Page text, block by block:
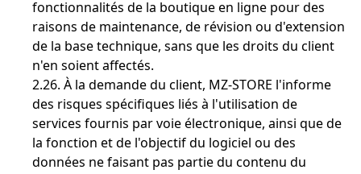
fonctionnalités de la boutique en ligne pour des
raisons de maintenance, de révision ou d'extension
de la base technique, sans que les droits du client
n'en soient affectés.
2.26. À la demande du client, MZ-STORE l'informe
des risques spécifiques liés à l'utilisation de
services fournis par voie électronique, ainsi que de
la fonction et de l'objectif du logiciel ou des
données ne faisant pas partie du contenu du